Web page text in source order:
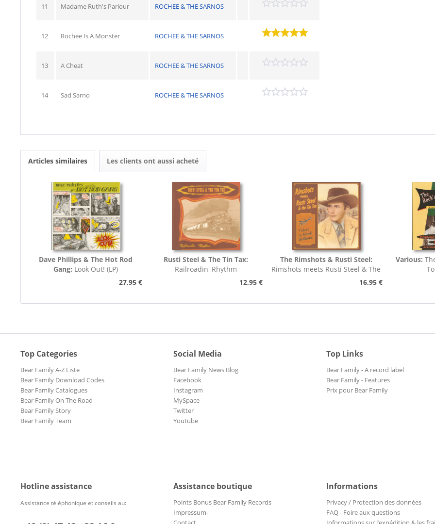
11 Madame Ruth's Parlour ROCHEE & THE SARNOS
12 Rochee Is A Monster ROCHEE & THE SARNOS
13 A Cheat ROCHEE & THE SARNOS
14 Sad Sarno ROCHEE & THE SARNOS
Articles similaires Les clients ont aussi acheté
Dave Phillips & The Hot Rod
Gang: Look Out! (LP)
27,95 €
Rusti Steel & The Tin Tax:
Railroadin' Rhythm
12,95 €
The Rimshots & Rusti Steel:
Rimshots meets Rusti Steel & The
16,95 €
Various:
Top Categories
Bear Family A-Z Liste
Bear Family Download Codes
Bear Family Catalogues
Bear Family On The Road
Bear Family Story
Bear Family Team
Social Media
Bear Family News Blog
Facebook
Instagram
MySpace
Twitter
Youtube
Top Links
Bear Family - A record label
Bear Family - Features
Prix pour Bear Family
Hotline assistance
Assistance téléphonique et conseils au:
Assistance boutique
Points Bonus Bear Family Records
Impressum-
Informations
Privacy / Protection des données
FAQ - Foire aux questions